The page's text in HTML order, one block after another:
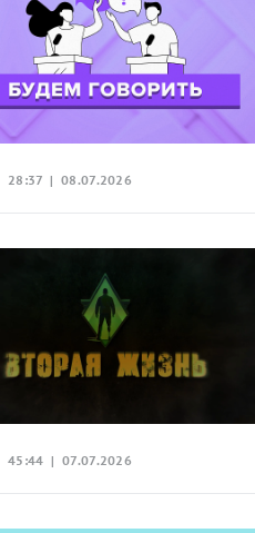
28:37 | 08.07.2026
45:44 | 07.07.2026